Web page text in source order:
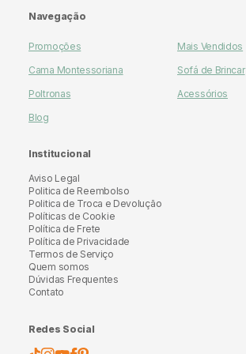
Navegação
Promoções
Mais Vendidos
Cama Montessoriana
Sofá de Brincar
Poltronas
Acessórios
Blog
Institucional
Aviso Legal
Politica de Reembolso
Politica de Troca e Devolução
Políticas de Cookie
Política de Frete
Política de Privacidade
Termos de Serviço
Quem somos
Dúvidas Frequentes
Contato
Redes Social